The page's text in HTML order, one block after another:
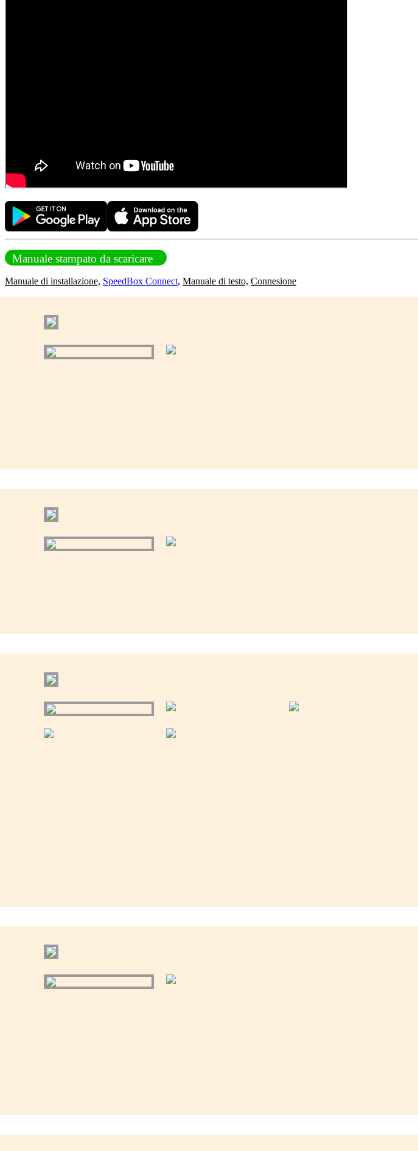
Manuale stampato da scaricare
Manuale di installazione, SpeedBox Connect, Manuale di testo, Connesione